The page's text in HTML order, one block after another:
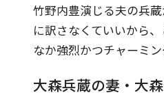
竹野内豊演じる夫の兵
に訳さなくていいから
なか強烈かつチャーミ
大森兵蔵の妻・大